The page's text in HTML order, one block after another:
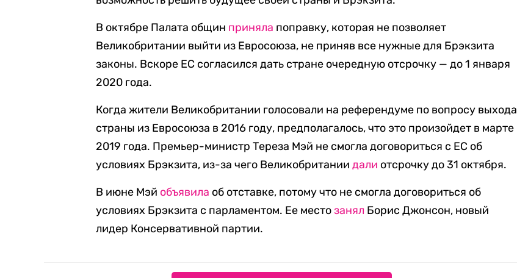
В октябре Палата общин приняла поправку, которая не позволяет
Великобритании выйти из Евросоюза, не приняв все нужные для Брэкзита
законы. Вскоре ЕС согласился дать стране очередную отсрочку — до 1 января
2020 года.
Когда жители Великобритании голосовали на референдуме по вопросу выхода
страны из Евросоюза в 2016 году, предполагалось, что это произойдет в марте
2019 года. Премьер-министр Тереза Мэй не смогла договориться с ЕС об
условиях Брэкзита, из-за чего Великобританиидали отсрочку до 31 октября.
В июне Мэй объявила об отставке, потому что не смогла договориться об
условиях Брэкзита с парламентом. Ее местозанял Борис Джонсон, новый
лидер Консервативной партии.